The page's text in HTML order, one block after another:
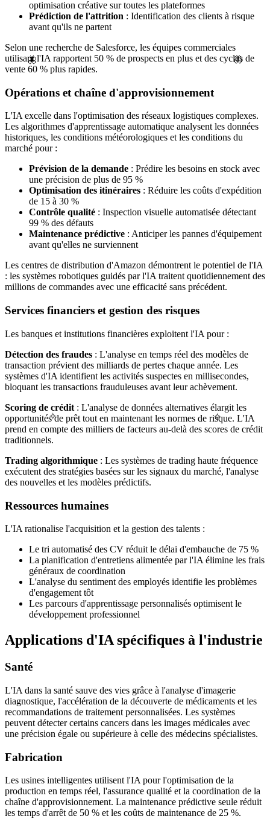
🦋
✧
🦋
✧
optimisation créative sur toutes les plateformes
Prédiction de l'attrition : Identification des clients à risque
avant qu'ils ne partent
Selon une recherche de Salesforce, les équipes commerciales
utilisant l'IA rapportent 50 % de prospects en plus et des cycles de
vente 60 % plus rapides.
Opérations et chaîne d'approvisionnement
L'IA excelle dans l'optimisation des réseaux logistiques complexes.
Les algorithmes d'apprentissage automatique analysent les données
historiques, les conditions météorologiques et les conditions du
marché pour :
Prévision de la demande : Prédire les besoins en stock avec
une précision de plus de 95 %
Optimisation des itinéraires : Réduire les coûts d'expédition
de 15 à 30 %
Contrôle qualité : Inspection visuelle automatisée détectant
99 % des défauts
Maintenance prédictive : Anticiper les pannes d'équipement
avant qu'elles ne surviennent
Les centres de distribution d'Amazon démontrent le potentiel de l'IA
: les systèmes robotiques guidés par l'IA traitent quotidiennement des
millions de commandes avec une efficacité sans précédent.
Services financiers et gestion des risques
Les banques et institutions financières exploitent l'IA pour :
Détection des fraudes : L'analyse en temps réel des modèles de
transaction prévient des milliards de pertes chaque année. Les
systèmes d'IA identifient les activités suspectes en millisecondes,
bloquant les transactions frauduleuses avant leur achèvement.
Scoring de crédit : L'analyse de données alternatives élargit les
opportunités de prêt tout en maintenant les normes de risque. L'IA
prend en compte des milliers de facteurs au-delà des scores de crédit
traditionnels.
Trading algorithmique : Les systèmes de trading haute fréquence
exécutent des stratégies basées sur les signaux du marché, l'analyse
des nouvelles et les modèles prédictifs.
Ressources humaines
L'IA rationalise l'acquisition et la gestion des talents :
Le tri automatisé des CV réduit le délai d'embauche de 75 %
La planification d'entretiens alimentée par l'IA élimine les frais
généraux de coordination
L'analyse du sentiment des employés identifie les problèmes
d'engagement tôt
Les parcours d'apprentissage personnalisés optimisent le
développement professionnel
Applications d'IA spécifiques à l'industrie
Santé
L'IA dans la santé sauve des vies grâce à l'analyse d'imagerie
diagnostique, l'accélération de la découverte de médicaments et les
recommandations de traitement personnalisées. Les systèmes
peuvent détecter certains cancers dans les images médicales avec
une précision égale ou supérieure à celle des médecins spécialistes.
Fabrication
Les usines intelligentes utilisent l'IA pour l'optimisation de la
production en temps réel, l'assurance qualité et la coordination de la
chaîne d'approvisionnement. La maintenance prédictive seule réduit
les temps d'arrêt de 50 % et les coûts de maintenance de 25 %.